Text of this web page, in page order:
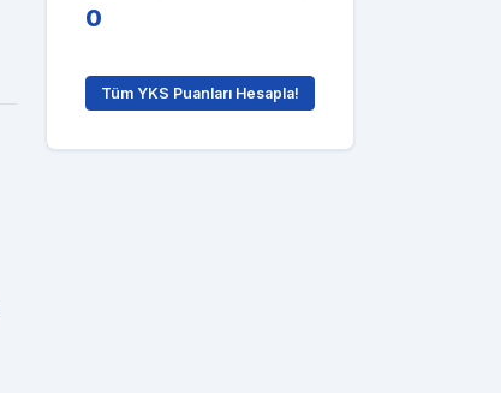
0
Tüm YKS Puanları Hesapla!